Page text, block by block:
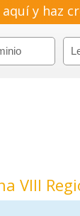
y haz
VIII